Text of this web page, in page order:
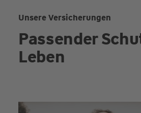
Unsere Versicherungen
Passender
Leben